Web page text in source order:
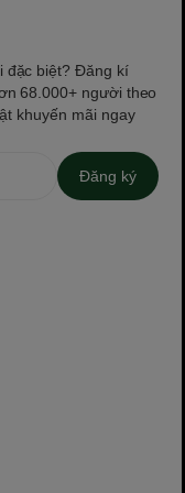
đặc biệt? Đăng kí
68.000+ người theo
khuyến mãi ngay
Đăng ký